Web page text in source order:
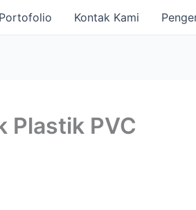
Portofolio Kontak Kami
Plastik PVC